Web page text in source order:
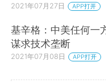
2021年07月27日 APP打开
基辛格：中美任何一
谋求技术垄断
2021年07月08日 APP打开